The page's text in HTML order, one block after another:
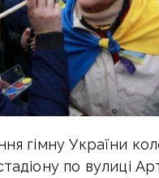
гімну України
по вулиці